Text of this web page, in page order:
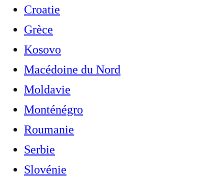
Croatie
Grèce
Kosovo
Macédoine du Nord
Moldavie
Monténégro
Roumanie
Serbie
Slovénie